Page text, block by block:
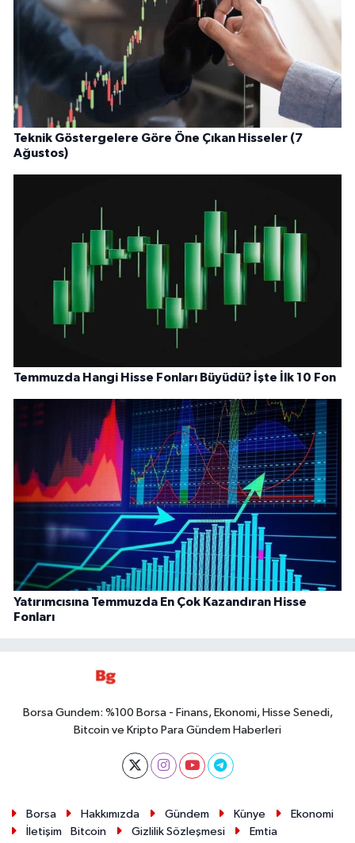
Teknik Göstergelere Göre Öne Çıkan Hisseler (7
Ağustos)
Temmuzda Hangi Hisse Fonları Büyüdü? İşte İlk 10 Fon
Yatırımcısına Temmuzda En Çok Kazandıran Hisse
Fonları
Borsa Gundem: %100 Borsa - Finans, Ekonomi, Hisse Senedi,
Bitcoin ve Kripto Para Gündem Haberleri
Borsa Hakkımızda Gündem Künye
Ekonomi
İletişim
Bitcoin Gizlilik Sözleşmesi Emtia